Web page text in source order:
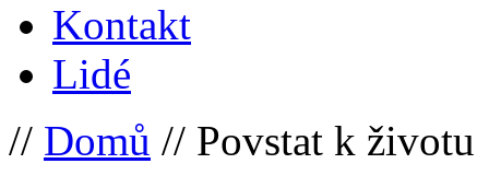
Kontakt
Lidé
// Domů // Povstat k životu